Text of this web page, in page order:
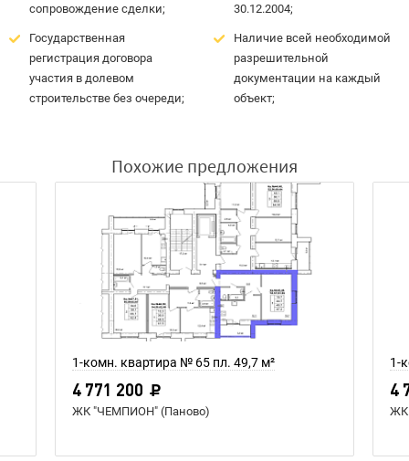
сопровождение сделки;
Государственная
регистрация договора
участия в долевом
строительстве без очереди;
30.12.2004;
Наличие всей необходимой
разрешительной
документации на каждый
объект;
Похожие предложения
1-комн. квартира № 65 пл. 49,7 м²
4 771 200
ЖК "ЧЕМПИОН" (Паново)
1-
4
ЖК